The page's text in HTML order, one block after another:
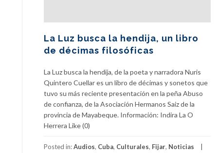
La Luz busca la hendija, un libro
de décimas filosóficas
La Luz busca la hendija, de la poeta y narradora Nuris
Quintero Cuellar es un libro de décimas y sonetos que
tuvo su más reciente presentación en la peña Abuso
de confianza, de la Asociación Hermanos Saiz de la
provincia de Mayabeque. Información: Indira La O
Herrera Like (0)
Posted in:Audios, Cuba, Culturales, Fijar, Noticias